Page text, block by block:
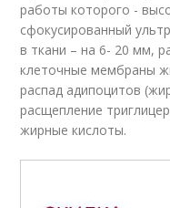
работы которого -
сфокусированный
в ткани – на 6- 20 мм,
клеточные мембраны
распад адипоцитов
расщепление
жирные кислоты.